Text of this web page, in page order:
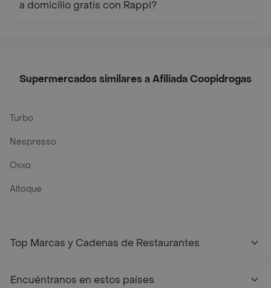
a domicilio gratis con Rappi?
Supermercados similares a Afiliada Coopidrogas
Turbo
Nespresso
Oxxo
Altoque
Top Marcas y Cadenas de Restaurantes
Encuéntranos en estos países